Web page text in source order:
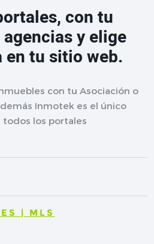
con tu
y elige
en tu sitio web.
con tu Asociación o
Inmotek es el único
los portales
| MLS